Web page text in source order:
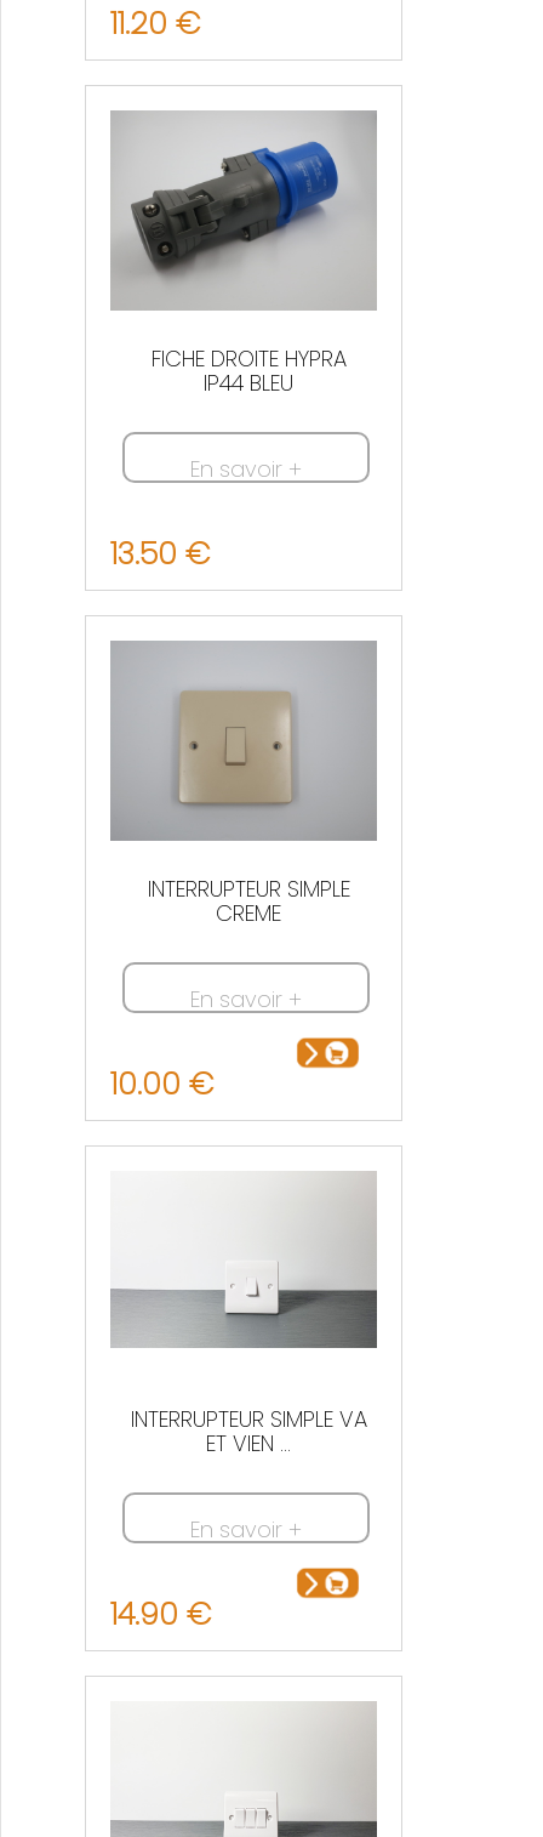
11.20 €
Nous contacter
FICHE DROITE HYPRA
IP44 BLEU
En savoir +
13.50 €
Nous contacter
INTERRUPTEUR SIMPLE
CREME
En savoir +
10.00 €
INTERRUPTEUR SIMPLE VA
ET VIEN ...
En savoir +
14.90 €